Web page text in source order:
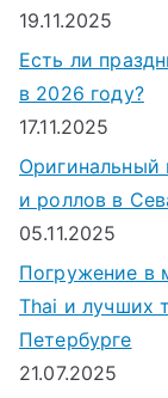
19.11.2025
Есть ли
в 2026 году?
17.11.2025
Оригинальный
и роллов в
05.11.2025
Погружение в
Thai и лучших
Петербурге
21.07.2025